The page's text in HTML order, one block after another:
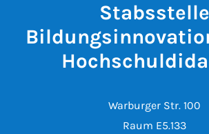
Stabsstelle
Warburger Str. 100
Raum E5.133